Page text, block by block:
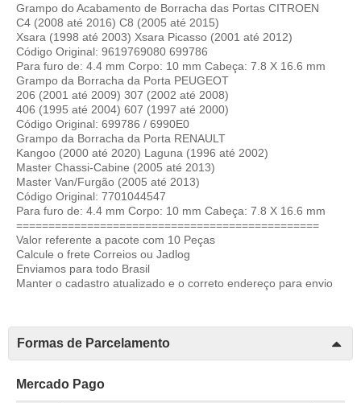
Grampo do Acabamento de Borracha das Portas CITROEN
C4 (2008 até 2016) C8 (2005 até 2015)
Xsara (1998 até 2003) Xsara Picasso (2001 até 2012)
Código Original: 9619769080 699786
Para furo de: 4.4 mm Corpo: 10 mm Cabeça: 7.8 X 16.6 mm
Grampo da Borracha da Porta PEUGEOT
206 (2001 até 2009) 307 (2002 até 2008)
406 (1995 até 2004) 607 (1997 até 2000)
Código Original: 699786 / 6990E0
Grampo da Borracha da Porta RENAULT
Kangoo (2000 até 2020) Laguna (1996 até 2002)
Master Chassi-Cabine (2005 até 2013)
Master Van/Furgão (2005 até 2013)
Código Original: 7701044547
Para furo de: 4.4 mm Corpo: 10 mm Cabeça: 7.8 X 16.6 mm
===============================================
Valor referente a pacote com 10 Peças
Calcule o frete Correios ou Jadlog
Enviamos para todo Brasil
Manter o cadastro atualizado e o correto endereço para envio
Formas de Parcelamento
Mercado Pago